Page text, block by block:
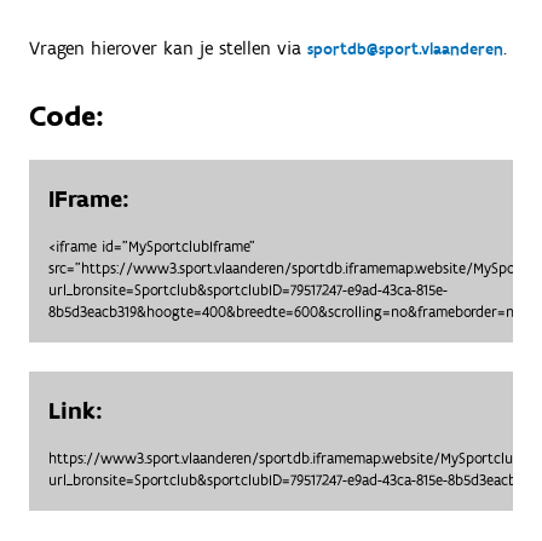
Vragen hierover kan je stellen via sportdb@sport.vlaanderen.
Code:
IFrame:
<iframe id="MySportclubIframe"
src="https://www3.sport.vlaanderen/sportdb.iframemap.website/
url_bronsite=Sportclub&sportclubID=79517247-e9ad-43ca-815e-
8b5d3eacb319&hoogte=400&breedte=600&scrolling=no&frameborder=no">
Link:
https://www3.sport.vlaanderen/sportdb.iframemap.website/
url_bronsite=Sportclub&sportclubID=79517247-e9ad-43ca-815e-